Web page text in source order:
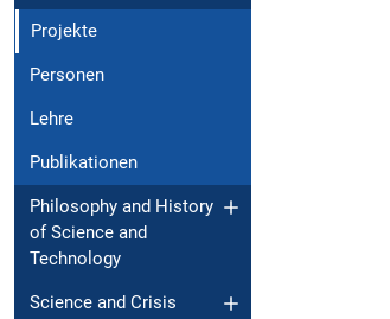
Projekte
Personen
Lehre
Publikationen
Philosophy and History
of Science and
Technology
Science and Crisis